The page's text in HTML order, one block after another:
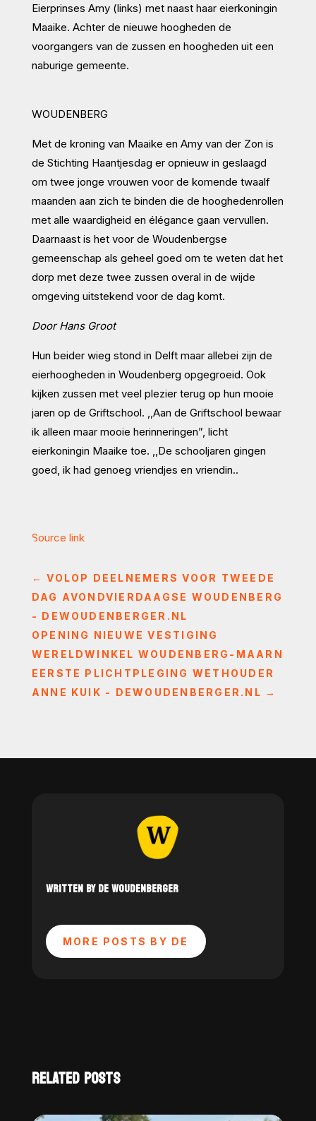
Eierprinses Amy (links) met naast haar eierkoningin
Maaike. Achter de nieuwe hoogheden de
voorgangers van de zussen en hoogheden uit een
naburige gemeente.
WOUDENBERG
Met de kroning van Maaike en Amy van der Zon is
de Stichting Haantjesdag er opnieuw in geslaagd
om twee jonge vrouwen voor de komende twaalf
maanden aan zich te binden die de hooghedenrollen
met alle waardigheid en élégance gaan vervullen.
Daarnaast is het voor de Woudenbergse
gemeenschap als geheel goed om te weten dat het
dorp met deze twee zussen overal in de wijde
omgeving uitstekend voor de dag komt.
Door Hans Groot
Hun beider wieg stond in Delft maar allebei zijn de
eierhoogheden in Woudenberg opgegroeid. Ook
kijken zussen met veel plezier terug op hun mooie
jaren op de Griftschool. ,,Aan de Griftschool bewaar
ik alleen maar mooie herinneringen”, licht
eierkoningin Maaike toe. ,,De schooljaren gingen
goed, ik had genoeg vriendjes en vriendin..
Source link
←VOLOP DEELNEMERS VOOR TWEEDE
DAG AVONDVIERDAAGSE WOUDENBERG
- DEWOUDENBERGER.NL
OPENING NIEUWE VESTIGING
WERELDWINKEL WOUDENBERG-MAARN
EERSTE PLICHTPLEGING WETHOUDER
ANNE KUIK - DEWOUDENBERGER.NL →
WRITTEN BY DE WOUDENBERGER
MORE POSTS BY DE
RELATED POSTS